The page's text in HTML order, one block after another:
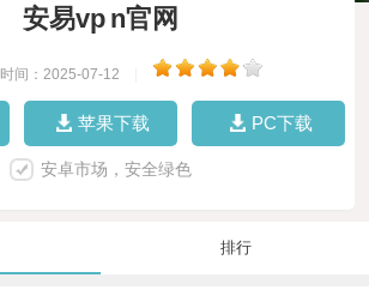
安易vp n官网
时间：2025-07-12
苹果下载 PC下载
安卓市场，安全绿色
排行